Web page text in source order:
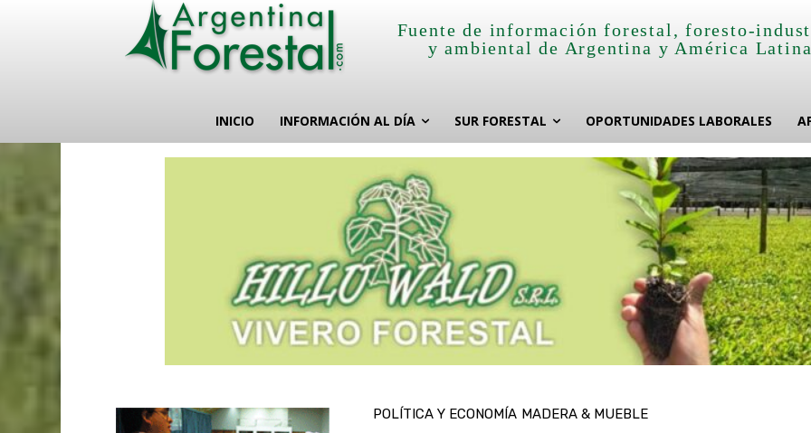
Fuente de información forestal, foresto-
y ambiental de Argentina y América
INICIO INFORMACIÓN AL DÍA SUR FORESTAL OPORTUNIDADES LABORALES
POLÍTICA Y ECONOMÍA MADERA & MUEBLE